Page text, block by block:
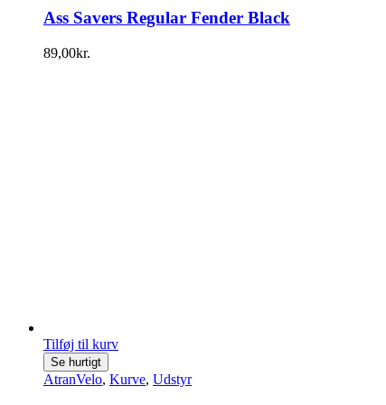
Ass Savers Regular Fender Black
89,00kr.
Tilføj til kurv
Se hurtigt
AtranVelo, Kurve, Udstyr